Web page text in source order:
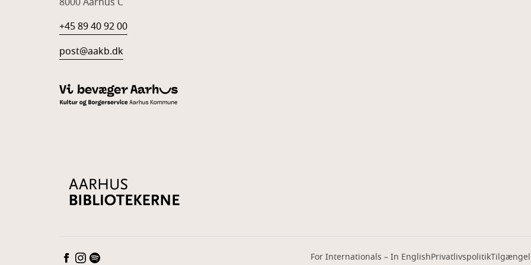
+45 89 40 92 00
post@aakb.dk
For Internationals – In EnglishPrivatlivspolitik